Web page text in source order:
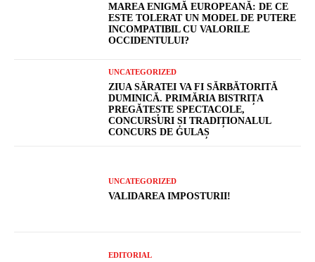
MAREA ENIGMĂ EUROPEANĂ: DE CE
ESTE TOLERAT UN MODEL DE PUTERE
INCOMPATIBIL CU VALORILE
OCCIDENTULUI?
UNCATEGORIZED
ZIUA SĂRATEI VA FI SĂRBĂTORITĂ
DUMINICĂ. PRIMĂRIA BISTRIȚA
PREGĂTEȘTE SPECTACOLE,
CONCURSURI ȘI TRADIȚIONALUL
CONCURS DE GULAȘ
UNCATEGORIZED
VALIDAREA IMPOSTURII!
EDITORIAL